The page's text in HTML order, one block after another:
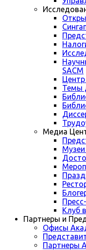
SACM
Темы
Медиа
Музеи
Клуб
Партнеры и
Офисы
Партнеры